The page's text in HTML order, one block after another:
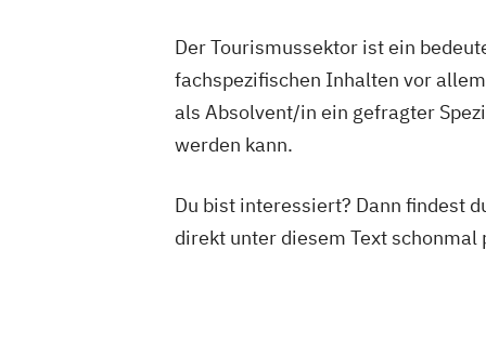
Der Tourismussektor ist ein
fachspezifischen Inhalten vor
als Absolvent/in ein gefragter
werden kann.
Du bist interessiert? Dann findest
direkt unter diesem Text